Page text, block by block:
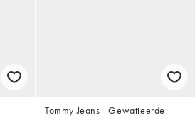
Tommy Jeans - Gewatteerde